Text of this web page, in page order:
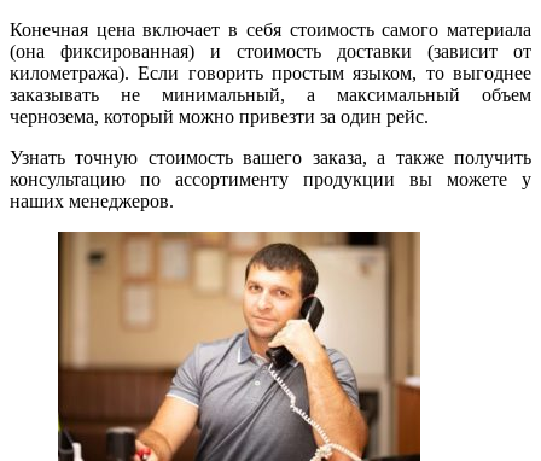
Конечная цена включает в себя стоимость самого материала
(она фиксированная) и стоимость доставки (зависит от
километража). Если говорить простым языком, то выгоднее
заказывать не минимальный, а максимальный объем
чернозема, который можно привезти за один рейс.
Узнать точную стоимость вашего заказа, а также получить
консультацию по ассортименту продукции вы можете у
наших менеджеров.